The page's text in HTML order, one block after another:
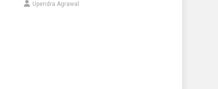
Upendra Agrawal